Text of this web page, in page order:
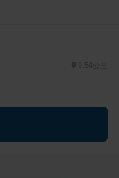
9.54公里